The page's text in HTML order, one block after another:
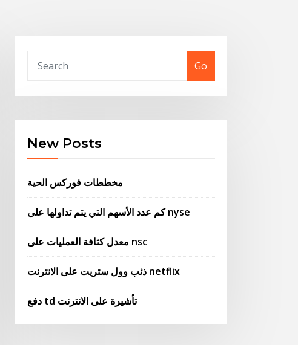
Go
New Posts
مخططات فوركس الحية
كم عدد الأسهم التي يتم تداولها على nyse
معدل كثافة العمليات على nsc
ذئب وول ستريت على الانترنت netflix
دفع td تأشيرة على الانترنت